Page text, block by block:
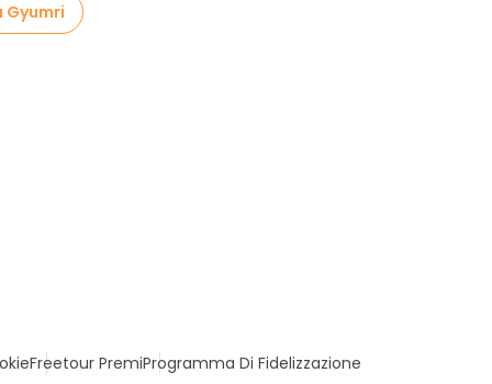
Freetour PremiProgramma Di Fidelizzazione